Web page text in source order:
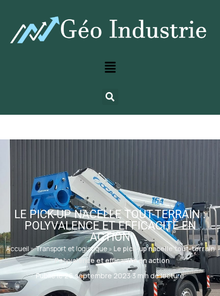
LE PICK-UP NACELLE TOUT-TERRAIN :
POLYVALENCE ET EFFICACITÉ EN
ACTION
Accueil »Transport et logistique» Le pick-up nacelle tout-terrain
: Polyvalence et efficacité en action
Publié le 26 septembre 2023·3 min de lecture